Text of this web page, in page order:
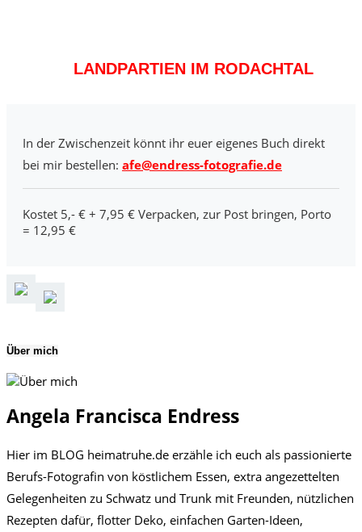
LANDPARTIEN IM RODACHTAL
In der Zwischenzeit könnt ihr euer eigenes Buch direkt
bei mir bestellen: afe@endress-fotografie.de
Kostet 5,- € + 7,95 € Verpacken, zur Post bringen, Porto
= 12,95 €
Über mich
Angela Francisca Endress
Hier im BLOG heimatruhe.de erzähle ich euch als passionierte
Berufs-Fotografin von köstlichem Essen, extra angezettelten
Gelegenheiten zu Schwatz und Trunk mit Freunden, nützlichen
Rezepten dafür, flotter Deko, einfachen Garten-Ideen,